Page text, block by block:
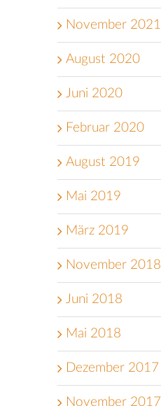
November 2021
August 2020
Juni 2020
Februar 2020
August 2019
Mai 2019
März 2019
November 2018
Juni 2018
Mai 2018
Dezember 2017
November 2017